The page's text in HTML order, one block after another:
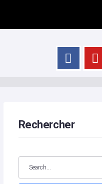
Rechercher